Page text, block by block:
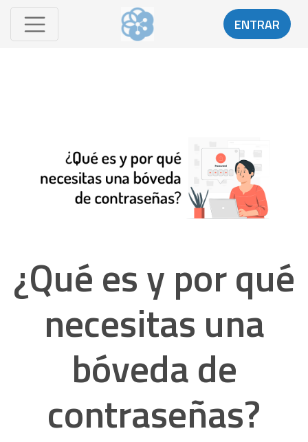
ENTRAR
¿Qué es y por qué
necesitas una
bóveda de
contraseñas?